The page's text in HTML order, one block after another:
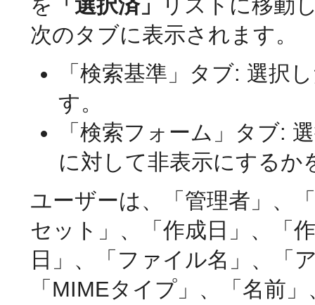
を
「選択済」
リストに移動
次のタブに表示されます。
「検索基準」タブ: 選択
す。
「検索フォーム」タブ:
に対して非表示にするか
ユーザーは、「管理者」、
セット」、「作成日」、「
日」、「ファイル名」、「
「MIMEタイプ」、「名前